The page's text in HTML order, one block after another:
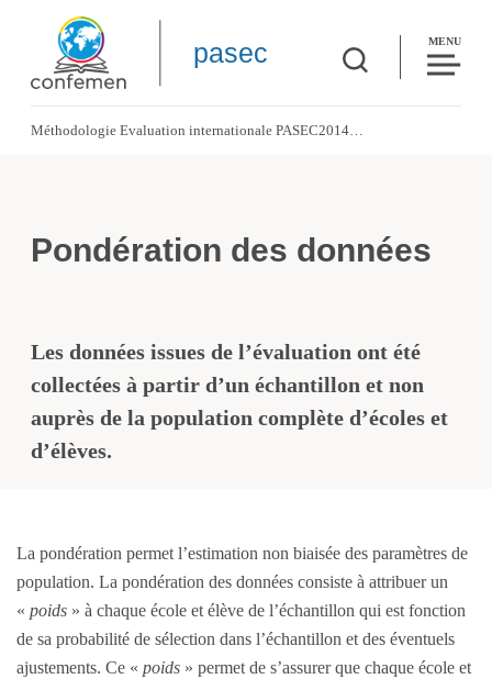
pasec MENU
Méthodologie Evaluation internationale PASEC2014
Pondération des données
Les données issues de l’évaluation ont été
collectées à partir d’un échantillon et non
auprès de la population complète d’écoles et
d’élèves.
La pondération permet l’estimation non biaisée des paramètres de
population. La pondération des données consiste à attribuer un
« poids » à chaque école et élève de l’échantillon qui est fonction
de sa probabilité de sélection dans l’échantillon et des éventuels
ajustements. Ce « poids » permet de s’assurer que chaque école et